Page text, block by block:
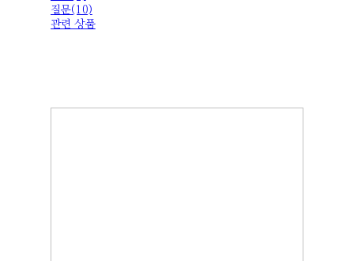
질문(10)
관련 상품